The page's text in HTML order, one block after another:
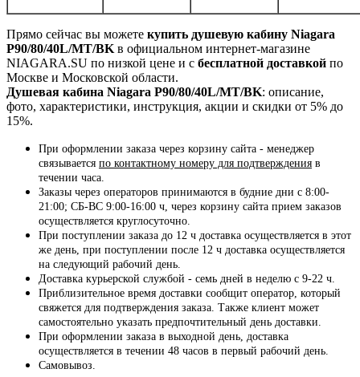
Прямо сейчас вы можете купить душевую кабину Niagara
P90/80/40L/MT/BK в официальном интернет-магазине
NIAGARA.SU по низкой цене и с бесплатной доставкой по
Москве и Московской области.
Душевая кабина Niagara P90/80/40L/MT/BK: описание,
фото, характеристики, инструкция, акции и скидки от 5% до
15%.
При оформлении заказа через корзину сайта - менеджер
связывается по контактному номеру для подтверждения в
течении часа.
Заказы через операторов принимаются в будние дни с 8:00-
21:00; СБ-ВС 9:00-16:00 ч, через корзину сайта прием заказов
осуществляется круглосуточно.
При поступлении заказа до 12 ч доставка осуществляется в этот
же день, при поступлении после 12 ч доставка осуществляется
на следующий рабочий день.
Доставка курьерской службой - семь дней в неделю с 9-22 ч.
Приблизительное время доставки сообщит оператор, который
свяжется для подтверждения заказа. Также клиент может
самостоятельно указать предпочтительный день доставки.
При оформлении заказа в выходной день, доставка
осуществляется в течении 48 часов в первый рабочий день.
Самовывоз.